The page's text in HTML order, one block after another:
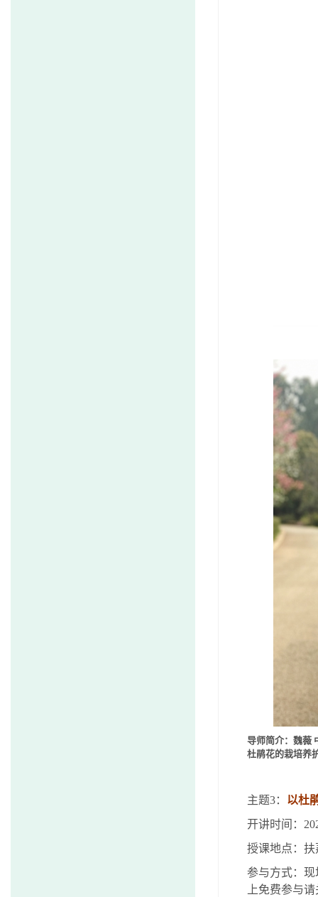
导师简介：魏薇
杜鹃花的栽培养
主题3： 以杜
开讲时间：
授课地点：扶
参与方式：
上免费参与